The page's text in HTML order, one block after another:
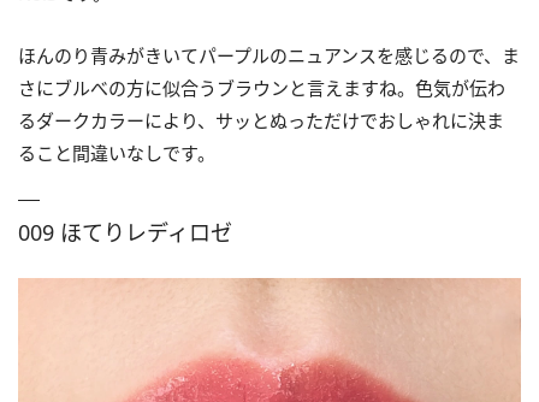
ほんのり青みがきいてパープルのニュアンスを感じるので、ま
さにブルべの方に似合うブラウンと言えますね。色気が伝わ
るダークカラーにより、サッとぬっただけでおしゃれに決ま
ること間違いなしです。
009 ほてりレディロゼ